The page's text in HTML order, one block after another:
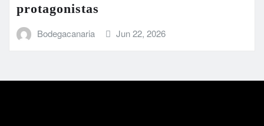
protagonistas
Bodegacanaria Jun 22, 2026